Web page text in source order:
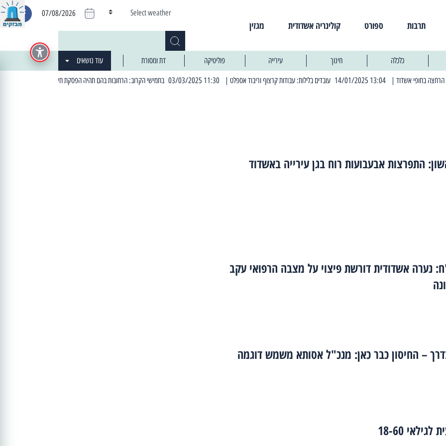
תרבות ספורט קולינריה אשדודית מגזין
Select weather
07/08/2026
כלכלה חינוך עירייה פוליטיקה דת ומסורת עוד נושאים
| 13:04 14/01/2025 עובדים בלילות: עבודות קרצוף וריבוד אספלט | 11:30 03/03/2025 בחמישי הקרוב: הרחובות בהם תהיה הפסקת חשמל יזומה
התפרצות אבעבועות רוח בגן עירייה באשדוד
נערה אשדודית דורשת פיצוי על מצבה הרפואי עקב
– החיסון כבר כאן: מנכ"ל אסותא משמש דוגמה
18-60